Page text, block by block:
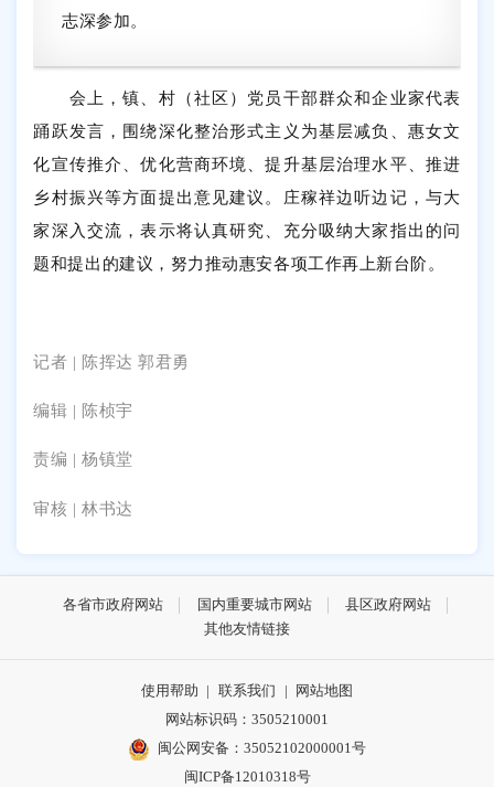
志深参加。
会上，镇、村（社区）党员干部群众和企业家代表
踊跃发言，围绕深化整治形式主义为基层减负、惠女文
化宣传推介、优化营商环境、提升基层治理水平、推进
乡村振兴等方面提出意见建议。庄稼祥边听边记，与大
家深入交流，表示将认真研究、充分吸纳大家指出的问
题和提出的建议，努力推动惠安各项工作再上新台阶。
记者 | 陈挥达 郭君勇
编辑 | 陈桢宇
责编 | 杨镇堂
审核 | 林书达
各省市政府网站 国内重要城市网站
县区政府网站
其他友情链接
使用帮助 | 联系我们 |
网站地图
网站标识码：3505210001
闽公网安备：35052102000001号
闽ICP备12010318号